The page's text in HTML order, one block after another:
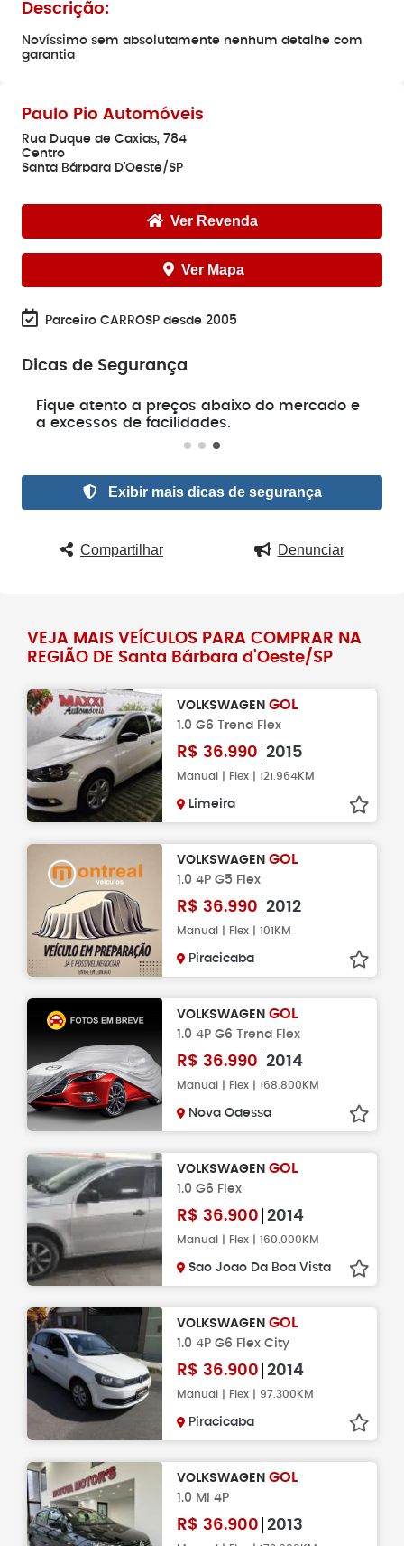
Descrição:
Novíssimo sem absolutamente nenhum detalhe com
garantia
Paulo Pio Automóveis
Rua Duque de Caxias, 784
Centro
Santa Bárbara D'Oeste/SP
Ver Revenda
Ver Mapa
Parceiro CARROSP desde 2005
Dicas de Segurança
Fique atento a preços abaixo do mercado e
a excessos de facilidades.
Exibir mais dicas de segurança
Compartilhar Denunciar
VEJA MAIS VEÍCULOS PARA COMPRAR NA
REGIÃO DE Santa Bárbara d'Oeste/SP
VOLKSWAGEN GOL
1.0 G6 Trend Flex
R$ 36.990 2015
Manual | Flex | 121.964KM
Limeira
VOLKSWAGEN GOL
1.0 4P G5 Flex
R$ 36.990 2012
Manual | Flex | 101KM
Piracicaba
VOLKSWAGEN GOL
1.0 4P G6 Trend Flex
R$ 36.990 2014
Manual | Flex | 168.800KM
Nova Odessa
VOLKSWAGEN GOL
1.0 G6 Flex
R$ 36.900 2014
Manual | Flex | 160.000KM
Sao Joao Da Boa Vista
VOLKSWAGEN GOL
1.0 4P G6 Flex City
R$ 36.900 2014
Manual | Flex | 97.300KM
Piracicaba
VOLKSWAGEN GOL
1.0 MI 4P
R$ 36.900 2013